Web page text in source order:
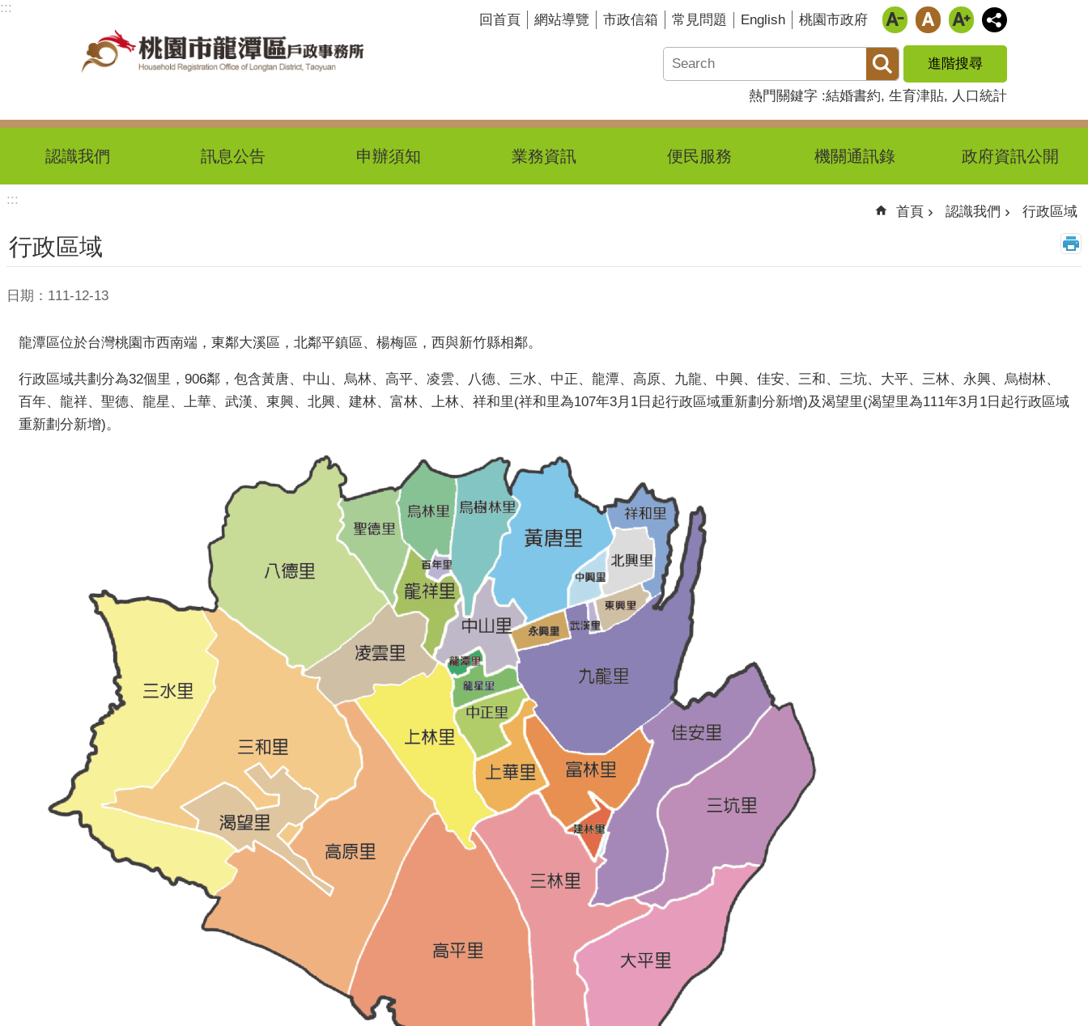
跳到主要內容區塊
:::
回首頁 網站導覽 市政信箱 常見問題 English 桃園市政府
進階搜尋
熱門關鍵字 結婚書約 生育津貼 人口統計
認識我們 訊息公告 申辦須知 業務資訊 便民服務 機關通訊錄 政府資訊公開
:::
首頁 認識我們 行政區域
行政區域
日期：111-12-13
龍潭區位於台灣桃園市西南端，東鄰大溪區，北鄰平鎮區、楊梅區，西與新竹縣相鄰。
行政區域共劃分為32個里，906鄰，包含黃唐、中山、烏林、高平、凌雲、八德、三水、中正、龍潭、高原、九龍、中興、佳安、三和、三坑、大平、三林、永興、烏樹林、
百年、龍祥、聖德、龍星、上華、武漢、東興、北興、建林、富林、上林、祥和里(祥和里為107年3月1日起行政區域重新劃分新增)及渴望里(渴望里為111年3月1日起行政區域
重新劃分新增)。